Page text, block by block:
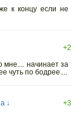
к концу если не
+2
мне.... начинает за
чуть по бодрее....
↓
+3